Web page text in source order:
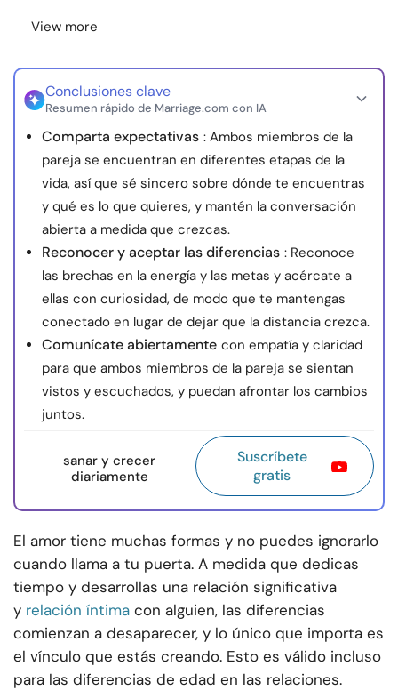
nosotros
© Copyright 2026. Todos los derechos reservados.
View more
Conclusiones clave
Resumen rápido de Marriage.com con IA
Comparta expectativas : Ambos miembros de la
pareja se encuentran en diferentes etapas de la
vida, así que sé sincero sobre dónde te encuentras
y qué es lo que quieres, y mantén la conversación
abierta a medida que crezcas.
Reconocer y aceptar las diferencias : Reconoce
las brechas en la energía y las metas y acércate a
ellas con curiosidad, de modo que te mantengas
conectado en lugar de dejar que la distancia crezca.
Comunícate abiertamente con empatía y claridad
para que ambos miembros de la pareja se sientan
vistos y escuchados, y puedan afrontar los cambios
juntos.
sanar y crecer
diariamente
Suscríbete
gratis
El amor tiene muchas formas y no puedes ignorarlo
cuando llama a tu puerta. A medida que dedicas
tiempo y desarrollas una relación significativa
y relación íntima con alguien, las diferencias
comienzan a desaparecer, y lo único que importa es
el vínculo que estás creando. Esto es válido incluso
para las diferencias de edad en las relaciones.